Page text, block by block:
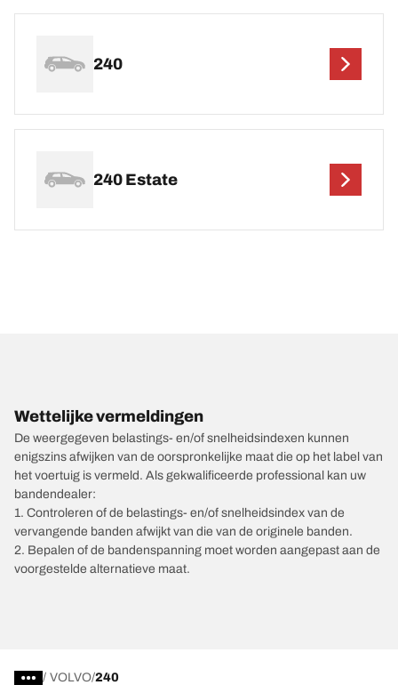
240
240 Estate
Wettelijke vermeldingen
De weergegeven belastings- en/of snelheidsindexen kunnen
enigszins afwijken van de oorspronkelijke maat die op het label van
het voertuig is vermeld. Als gekwalificeerde professional kan uw
bandendealer:
1. Controleren of de belastings- en/of snelheidsindex van de
vervangende banden afwijkt van die van de originele banden.
2. Bepalen of de bandenspanning moet worden aangepast aan de
voorgestelde alternatieve maat.
/ VOLVO 240